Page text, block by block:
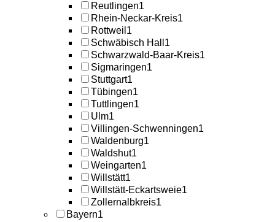
Reutlingen1
Rhein-Neckar-Kreis1
Rottweil 1
Schwäbisch Hall 1
Schwarzwald-Baar-Kreis1
Sigmaringen1
Stuttgart1
Tübingen1
Tuttlingen1
Ulm1
Villingen-Schwenningen1
Waldenburg1
Waldshut1
Weingarten1
Willstätt1
Willstätt-Eckartsweie1
Zollernalbkreis1
Bayern1